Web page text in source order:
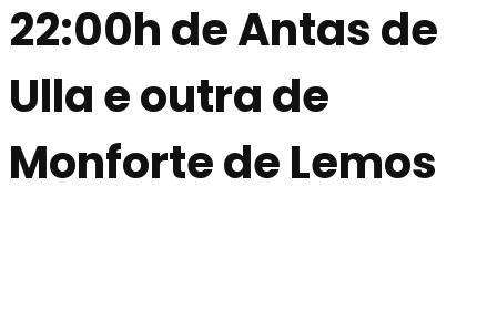
22:00h de Antas de
Ulla e outra de
Monforte de Lemos